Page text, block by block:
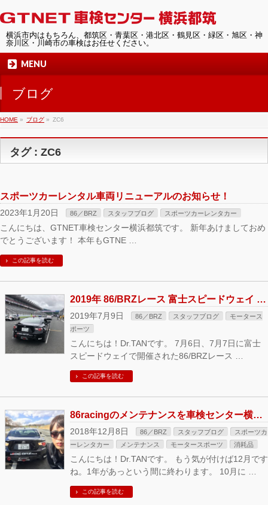
横浜市内はもちろん、都筑区・青葉区・港北区・鶴見区・緑区・旭区・神
奈川区・川崎市の車検はお任せください。
MENU
ブログ
HOME » ブログ » ZC6
タグ : ZC6
スポーツカーレンタル車両リニューアルのお知らせ！
2023年1月20日 86／BRZ スタッフブログ スポーツカーレンタカー
こんにちは、GTNET車検センター横浜都筑です。 新年あけましておめ
でとうございます！ 本年もGTNE …
この記事を読む
2019年 86/BRZレース 富士スピードウェイ 参戦してきました！
2019年7月9日 86／BRZ スタッフブログ
モータース
ポーツ
こんにちは！Dr.TANです。 7月6日、7月7日に富士
スピードウェイで開催された86/BRZレース …
この記事を読む
86racingのメンテナンスを車検センター横浜都筑で、練習走行に富士スピードウェイに行ってきました！
2018年12月8日 86／BRZ スタッフブログ
スポーツカ
ーレンタカー
メンテナンス モータースポーツ 消耗品
こんにちは！Dr.TANです。 もう気が付けば12月です
ね。1年があっという間に終わります。 10月に …
この記事を読む